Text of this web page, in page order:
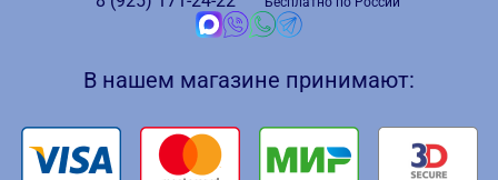
В нашем магазине принимают: